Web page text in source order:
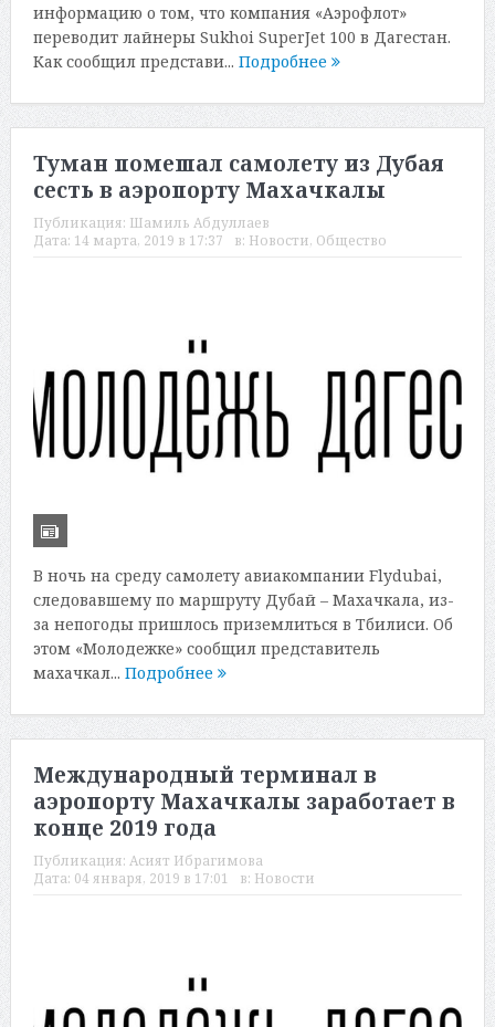
информацию о том, что компания «Аэрофлот»
переводит лайнеры Sukhoi SuperJet 100 в Дагестан.
Как сообщил представи... Подробнее
Туман помешал самолету из Дубая
сесть в аэропорту Махачкалы
Публикация: Шамиль Абдуллаев
Дата: 14 марта, 2019 в 17:37 в: Новости, Общество
В ночь на среду самолету авиакомпании Flydubai,
следовавшему по маршруту Дубай – Махачкала, из-
за непогоды пришлось приземлиться в Тбилиси. Об
этом «Молодежке» сообщил представитель
махачкал... Подробнее
Международный терминал в
аэропорту Махачкалы заработает в
конце 2019 года
Публикация: Асият Ибрагимова
Дата: 04 января, 2019 в 17:01 в: Новости